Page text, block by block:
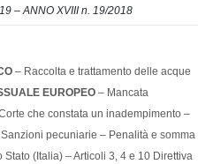
– ANNO XVIII n. 19/2018
– Raccolta e trattamento delle acque
EUROPEO– Mancata
che constata un inadempimento –
pecuniarie – Penalità e somma
(Italia) – Articoli 3, 4 e 10 Direttiva